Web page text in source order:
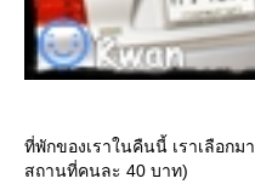
ที่พักของเราในคืนนี้ เราเลือกม
สถานที่คนละ 40 บาท)